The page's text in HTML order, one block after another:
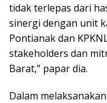
tidak terlepas dari
sinergi dengan unit
Pontianak dan
stakeholders dan
Barat,” papar dia.
Dalam